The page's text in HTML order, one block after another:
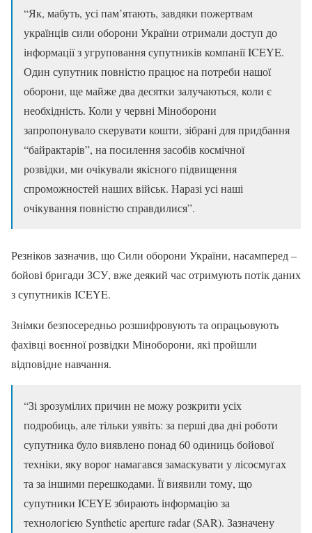
“Як, мабуть, усі пам’ятають, завдяки пожертвам
українців сили оборони України отримали доступ до
інформації з угруповання супутників компанії ICEYE.
Один супутник повністю працює на потреби нашої
оборони, ще майже два десятки залучаються, коли є
необхідність. Коли у червні Міноборони
запропонувало скерувати кошти, зібрані для придбання
“байрактарів”, на посилення засобів космічної
розвідки, ми очікували якісного підвищення
спроможностей наших військ. Наразі усі наші
очікування повністю справдилися”.
Резніков зазначив, що Сили оборони України, насамперед –
бойові бригади ЗСУ, вже деякий час отримують потік даних
з супутників ICEYE.
Знімки безпосередньо розшифровують та опрацьовують
фахівці воєнної розвідки Міноборони, які пройшли
відповідне навчання.
“Зі зрозумілих причин не можу розкрити усіх
подробиць, але тільки уявіть: за перші два дні роботи
супутника було виявлено понад 60 одиниць бойової
техніки, яку ворог намагався замаскувати у лісосмугах
та за іншими перешкодами. Її виявили тому, що
супутники ICEYE збирають інформацію за
технологією Synthetic aperture radar (SAR). Зазначену